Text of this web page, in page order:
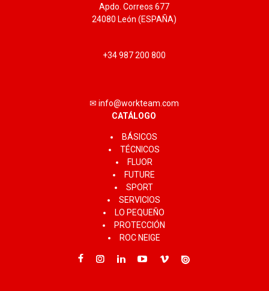
Apdo. Correos 677
24080 León (ESPAÑA)
+34 987 200 800
✉ info@workteam.com
CATÁLOGO
BÁSICOS
TÉCNICOS
FLUOR
FUTURE
SPORT
SERVICIOS
LO PEQUEÑO
PROTECCIÓN
ROC NEIGE